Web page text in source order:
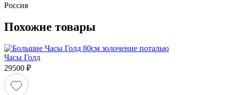
Россия
Похожие товары
Часы Голд
29500 ₽